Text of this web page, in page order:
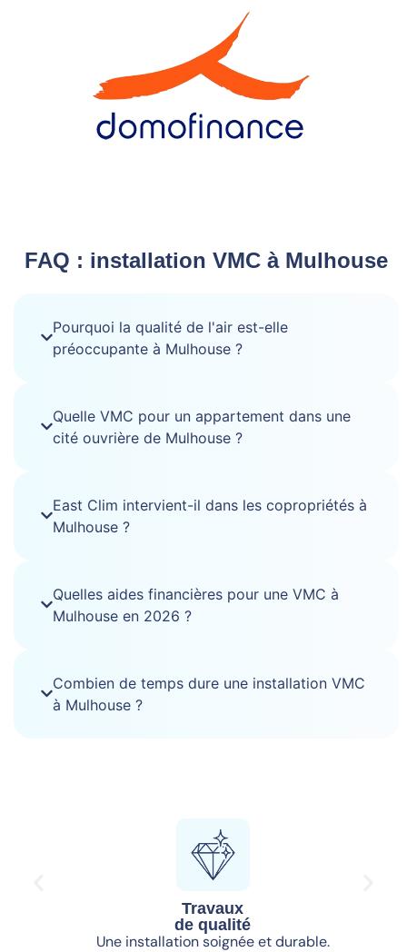
FAQ : installation VMC à Mulhouse
Pourquoi la qualité de l'air est-elle
préoccupante à Mulhouse ?
Quelle VMC pour un appartement dans une
cité ouvrière de Mulhouse ?
East Clim intervient-il dans les copropriétés à
Mulhouse ?
Quelles aides financières pour une VMC à
Mulhouse en 2026 ?
Combien de temps dure une installation VMC
à Mulhouse ?
Travaux
de qualité
Une installation soignée et durable.